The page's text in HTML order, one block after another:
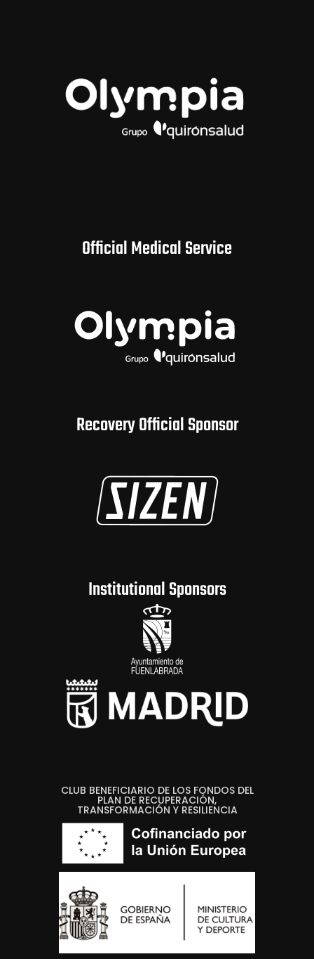
Official Medical Service
Recovery Official Sponsor
Institutional Sponsors
CLUB BENEFICIARIO DE LOS FONDOS DEL
PLAN DE RECUPERACIÓN,
TRANSFORMACIÓN Y RESILIENCIA